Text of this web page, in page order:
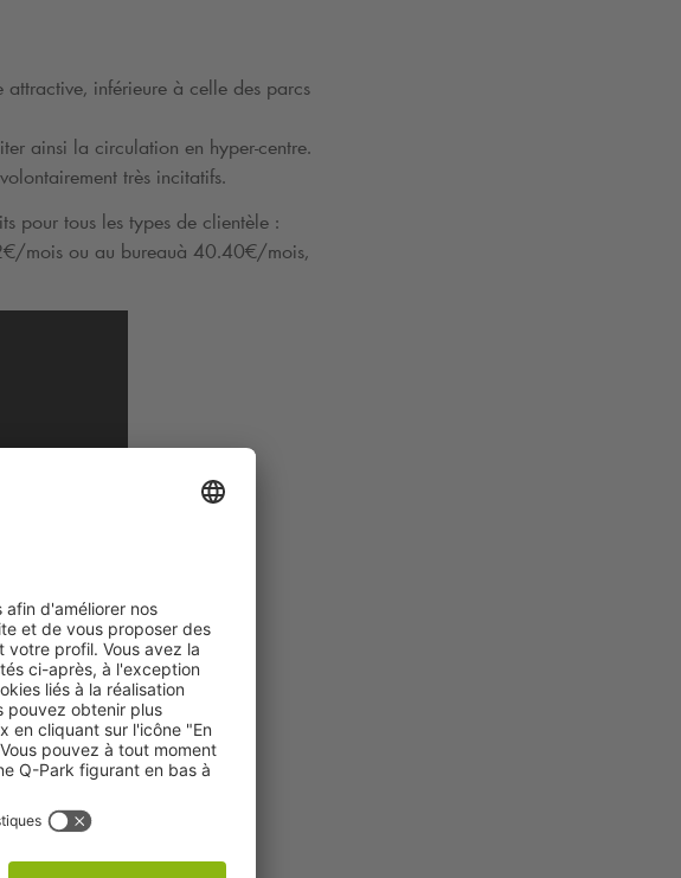
inférieure à celle des parcs
ainsi la circulation en hyper-centre.
très incitatifs.
pour tous les types de clientèle :
mois ou au bureauà 40.40€/mois,
,